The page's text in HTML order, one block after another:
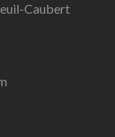
Caubert